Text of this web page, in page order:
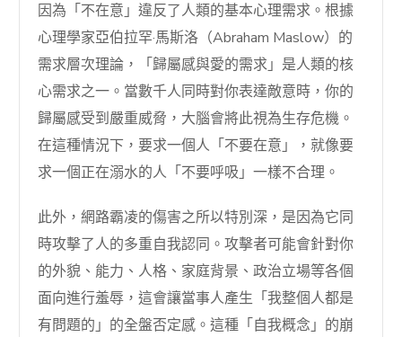
因為「不在意」違反了人類的基本心理需求。根據
心理學家亞伯拉罕·馬斯洛（Abraham Maslow）的
需求層次理論，「歸屬感與愛的需求」是人類的核
心需求之一。當數千人同時對你表達敵意時，你的
歸屬感受到嚴重威脅，大腦會將此視為生存危機。
在這種情況下，要求一個人「不要在意」，就像要
求一個正在溺水的人「不要呼吸」一樣不合理。
此外，網路霸凌的傷害之所以特別深，是因為它同
時攻擊了人的多重自我認同。攻擊者可能會針對你
的外貌、能力、人格、家庭背景、政治立場等各個
面向進行羞辱，這會讓當事人產生「我整個人都是
有問題的」的全盤否定感。這種「自我概念」的崩